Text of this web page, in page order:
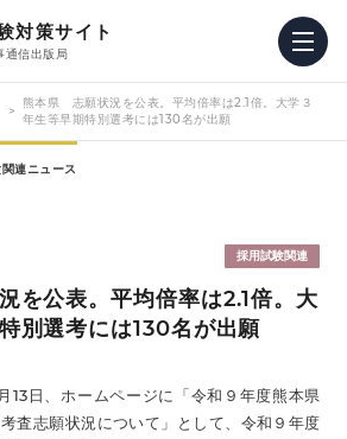
対策サイト
通信出版局
熊本県 志願状況を公表。平均倍率は2.1倍。大学３
年生等早期特別選考には130名が出願
連ニュース
採用試験関連
を公表。平均倍率は2.1倍。大
別選考には130名が出願
13日、ホームページに「令和９年度熊本県
査志願状況について」として、令和９年度